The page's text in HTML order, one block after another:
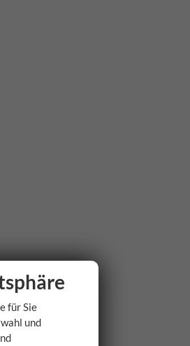
für Sie
und